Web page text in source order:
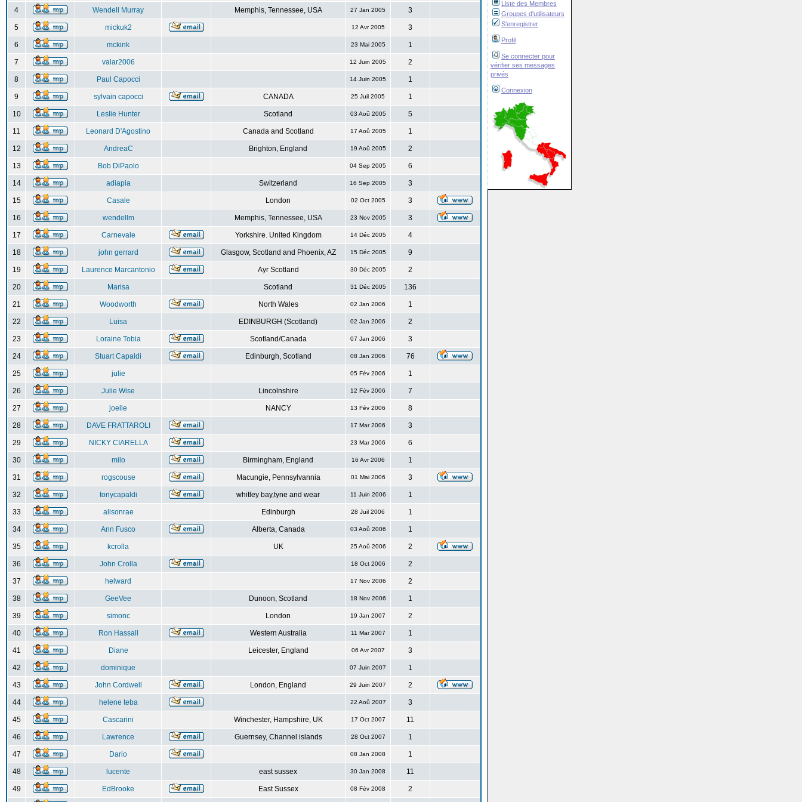
Liste des Membres
Groupes d'utilisateurs
S'enregistrer
Profil
Se connecter pour
vérifier ses messages
privés
Connexion
4 Wendell Murray Memphis, Tennessee, USA 27 Jan 2005 3
5 mickuk2 12 Avr 2005 3
6 mckink 23 Mai 2005 1
7 valar2006 12 Juin 2005 2
8 Paul Capocci 14 Juin 2005 1
9 sylvain capocci CANADA 25 Juil 2005 1
10 Leslie Hunter Scotland 03 Aoû 2005 5
11 Leonard D'Agostino Canada and Scotland 17 Aoû 2005 1
12 AndreaC Brighton, England 19 Aoû 2005 2
13 Bob DiPaolo 04 Sep 2005 6
14 adiapia Switzerland 16 Sep 2005 3
15 Casale London 02 Oct 2005 3
16 wendellm Memphis, Tennessee, USA 23 Nov 2005 3
17 Carnevale Yorkshire. United Kingdom 14 Déc 2005 4
18 john gerrard Glasgow, Scotland and Phoenix, AZ 15 Déc 2005 9
19 Laurence Marcantonio Ayr Scotland 30 Déc 2005 2
20 Marisa Scotland 31 Déc 2005 136
21 Woodworth North Wales 02 Jan 2006 1
22 Luisa EDINBURGH (Scotland) 02 Jan 2006 2
23 Loraine Tobia Scotland/Canada 07 Jan 2006 3
24 Stuart Capaldi Edinburgh, Scotland 08 Jan 2006 76
25 julie 05 Fév 2006 1
26 Julie Wise Lincolnshire 12 Fév 2006 7
27 joelle NANCY 13 Fév 2006 8
28 DAVE FRATTAROLI 17 Mar 2006 3
29 NICKY CIARELLA 23 Mar 2006 6
30 milo Birmingham, England 16 Avr 2006 1
31 rogscouse Macungie, Pennsylvannia 01 Mai 2006 3
32 tonycapaldi whitley bay,tyne and wear 11 Juin 2006 1
33 alisonrae Edinburgh 28 Juil 2006 1
34 Ann Fusco Alberta, Canada 03 Aoû 2006 1
35 kcrolla UK 25 Aoû 2006 2
36 John Crolla 18 Oct 2006 2
37 helward 17 Nov 2006 2
38 GeeVee Dunoon, Scotland 18 Nov 2006 1
39 simonc London 19 Jan 2007 2
40 Ron Hassall Western Australia 11 Mar 2007 1
41 Diane Leicester, England 06 Avr 2007 3
42 dominique 07 Juin 2007 1
43 John Cordwell London, England 29 Juin 2007 2
44 helene teba 22 Aoû 2007 3
45 Cascarini Winchester, Hampshire, UK 17 Oct 2007 11
46 Lawrence Guernsey, Channel islands 28 Oct 2007 1
47 Dario 08 Jan 2008 1
48 lucente east sussex 30 Jan 2008 11
49 EdBrooke East Sussex 08 Fév 2008 2